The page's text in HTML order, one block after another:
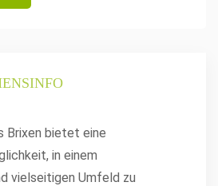
Brixen bietet eine
in einem
vielseitigen Umfeld zu